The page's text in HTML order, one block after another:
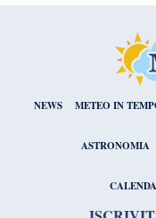
NEWS METEO IN
ASTRONOMIA